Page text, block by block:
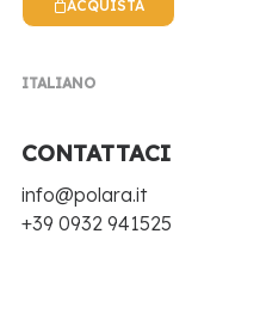
ACQUISTA
ITALIANO
CONTATTACI
info@polara.it
+39 0932 941525